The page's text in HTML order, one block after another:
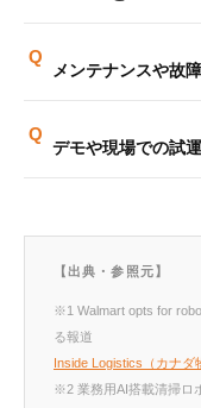
Q
メンテナンスや故
Q
デモや現場での試
【出典・参照元】
※1 Walmart opts for
る報道
Inside Logistics（カナダ
※2 業務用AI搭載清掃ロ